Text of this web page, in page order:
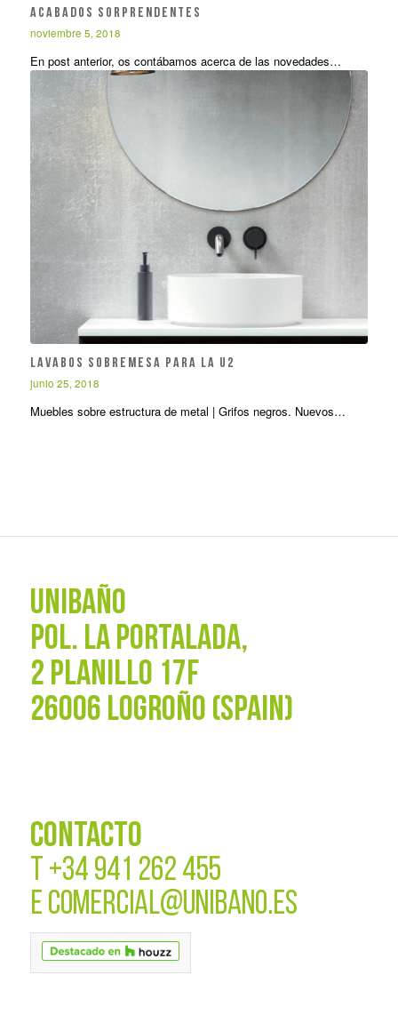
acabados sorprendentes
noviembre 5, 2018
En post anterior, os contábamos acerca de las novedades…
Lavabos sobremesa para la U2
junio 25, 2018
Muebles sobre estructura de metal | Grifos negros. Nuevos…
UNIBAÑO
POL. La Portalada,
2 PLANILLO 17F
26006 LOGROÑO (SPAIN)
CONTACTO
T +34 941 262 455
E COMERCIAL@UNIBANO.ES